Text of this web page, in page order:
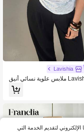
Lavishia
Lavishia ملابس علوية نسائي أنيق
غير متماثل، ملابس علوية كاج
أنيق للتنقل والعطلات والشاط
قصيرة بقصة ضيقة، ملاب
للربيع والصيف، ملابس ن
لتقديم الخدمة التي